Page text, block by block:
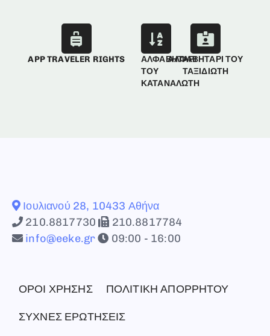
APP TRAVELER RIGHTS
ΑΛΦΑΒΗΤΑΡΙ
ΤΟΥ
ΚΑΤΑΝΑΛΩΤΗ
ΑΛΦΑΒΗΤΑΡΙ ΤΟΥ
ΤΑΞΙΔΙΩΤΗ
Ιουλιανού 28, 10433 Αθήνα
210.8817730
210.8817784
info@eeke.gr
09:00 - 16:00
ΟΡΟΙ ΧΡΗΣΗΣ ΠΟΛΙΤΙΚΗ ΑΠΟΡΡΗΤΟΥ
ΣΥΧΝΕΣ ΕΡΩΤΗΣΕΙΣ